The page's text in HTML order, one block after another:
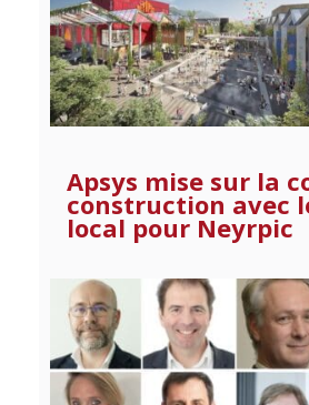
Apsys mise sur la
construction avec
local pour Neyrpic